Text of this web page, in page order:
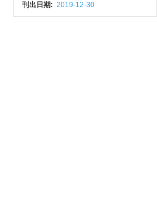
刊出日期: 2019-12-30